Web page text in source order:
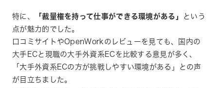
特に、 「裁量権を持って仕事ができる環境がある」
という
点が魅力的でした。
口コミサイトやOpenWorkのレビューを見ても、国内の
大手ECと現職の大手外資系ECを比較する意見が多く、
「大手外資系ECの方が挑戦しやすい環境がある」との声
が目立ちました。